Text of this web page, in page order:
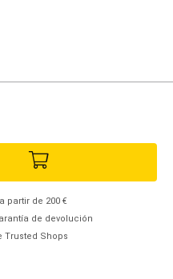
partir de 200 €
de devolución
Trusted Shops